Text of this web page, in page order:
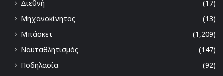
Διεθνή
(17)
Μηχανοκίνητος
(13)
Μπάσκετ
(1,209)
Ναυταθλητισμός
(147)
Ποδηλασία
(92)